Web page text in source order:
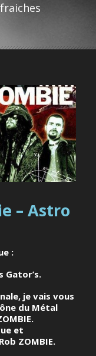
– Astro
:
Gator’s.
je vais vous
du Métal
et
ZOMBIE.